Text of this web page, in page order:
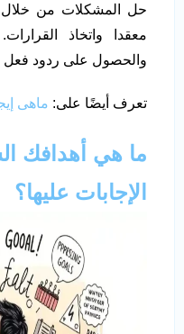
حل المشكلات من
معقدا واتخاذ
والحصول على ردود فعل
تعرف أيضًا على: ماهى
ما هي أهدافك
الإجابات عليها؟